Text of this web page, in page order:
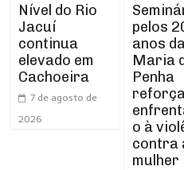
Nível do Rio
Jacuí
continua
elevado em
Cachoeira
7 de agosto de
2026
pelos
anos
Maria
Penha
o à
contra
mulher